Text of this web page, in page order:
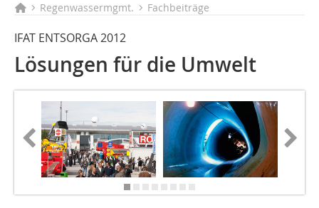
Regenwassermgmt. Fachbeiträge
IFAT ENTSORGA 2012
Lösungen für die Umwelt